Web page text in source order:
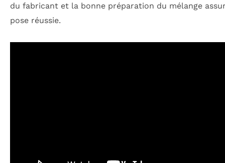
du fabricant et la bonne préparation du mélange
pose réussie.